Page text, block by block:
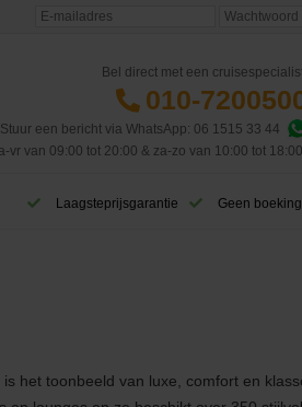
Bel direct met een
010-
Stuur een bericht via WhatsApp: 06 1515 33 44
vr van 09:00 tot 20:00 & za-zo van 10:00 tot
West-Caribbean
Laagsteprijsgarantie Geen
is het toonbeeld van luxe, comfort en